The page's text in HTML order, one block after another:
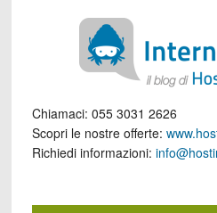
Chiamaci: 055 3031 2626
Scopri le nostre offerte:
Richiedi informazioni: